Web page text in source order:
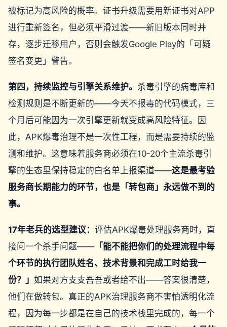
被标记为高风险的概率。证书升级需要用新证书对APP
进行重新签名，但必须平滑过渡——新旧版本同时并
存，逐步迁移用户，否则会触发Google Play的「可疑
签名变更」警告。
第四，持续监控与引擎关系维护。 杀毒引擎的病毒库和
检测规则是不断更新的——今天不报毒的代码模式，三
个月后可能因为一次引擎更新就变成高风险特征。因
此，APK爆毒治理不是一次性工程，而是需要持续的监
测和维护。这意味着服务商必须在10-20个主流杀毒引
擎的生态里保持稳定的白名单上报渠道——这是最考验
服务商长期能力的环节，也是「转包商」永远做不到的
事。
17年老兵的选型建议： 评估APK爆毒处理服务商时，直
接问一个杀手问题—— 「能不能把你们的处理流程中每
个环节的执行团队姓名、技术背景和完成工时给我一
份？」 如果对方支支吾吾或者给不出——答案很清楚，
他们在做转包。真正的APK治理服务商不害怕透明化流
程，因为每一步都是在自己的技术栈里完成的，每一个